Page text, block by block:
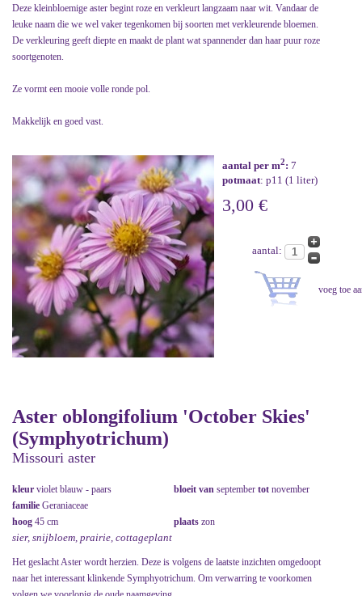
Deze kleinbloemige aster begint roze en verkleurt langzaam naar wit. Vandaar de
leuke naam die we wel vaker tegenkomen bij soorten met verkleurende bloemen.
De verkleuring geeft diepte en maakt de plant wat spannender dan haar puur roze
soortgenoten.
Ze vormt een mooie volle ronde pol.
Makkelijk en goed vast.
aantal per m2: 7
potmaat: p11 (1 liter)
3,00 €
aantal:
Aster oblongifolium 'October Skies'
(Symphyotrichum)
Missouri aster
kleur violet blauw - paars bloeit van september tot november
familie Geraniaceae
hoog 45 cm plaats zon
sier, snijbloem, prairie, cottageplant
Het geslacht Aster wordt herzien. Deze is volgens de laatste inzichten omgedoopt
naar het interessant klinkende Symphyotrichum. Om verwarring te voorkomen